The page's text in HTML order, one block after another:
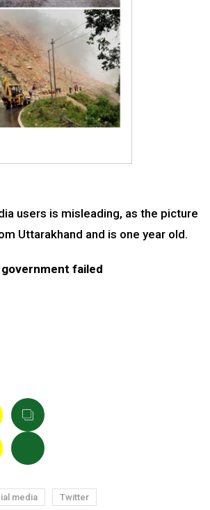
users is misleading, as the picture
Uttarakhand and is one year old.
failed
media Twitter